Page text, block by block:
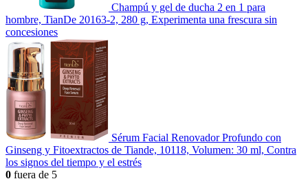
Champú y gel de ducha 2 en 1 para
hombre, TianDe 20163-2, 280 g, Experimenta una frescura sin
concesiones
Sérum Facial Renovador Profundo con
Ginseng y Fitoextractos de Tiande, 10118, Volumen: 30 ml, Contra
los signos del tiempo y el estrés
0 fuera de 5